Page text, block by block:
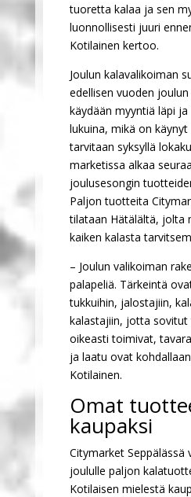
tuoretta kalaa ja sen
luonnollisesti juuri
Kotilainen kertoo.
Joulun kalavalikoiman
edellisen vuoden joulun
käydään myyntiä läpi
lukuina, mikä on
tarvitaan syksyllä
marketissa alkaa
joulusesongin
Paljon tuotteita
tilataan Hätälältä, jolta
kaiken kalasta
– Joulun valikoiman
palapeliä. Tärkeintä
tukkuihin, jalostajiin,
kalastajiin, jotta
oikeasti toimivat,
ja laatu ovat
Kotilainen.
Omat
kaupaksi
Citymarket Seppälässä
joululle paljon
Kotilaisen mielestä